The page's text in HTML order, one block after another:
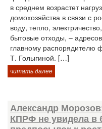
в среднем возрастет
домохозяйства в связи с
воду, тепло,
бытовые отходы, –
главному распорядителю
Т. Голыгиной. […]
читать далее
Александр
КПРФ не увидела в